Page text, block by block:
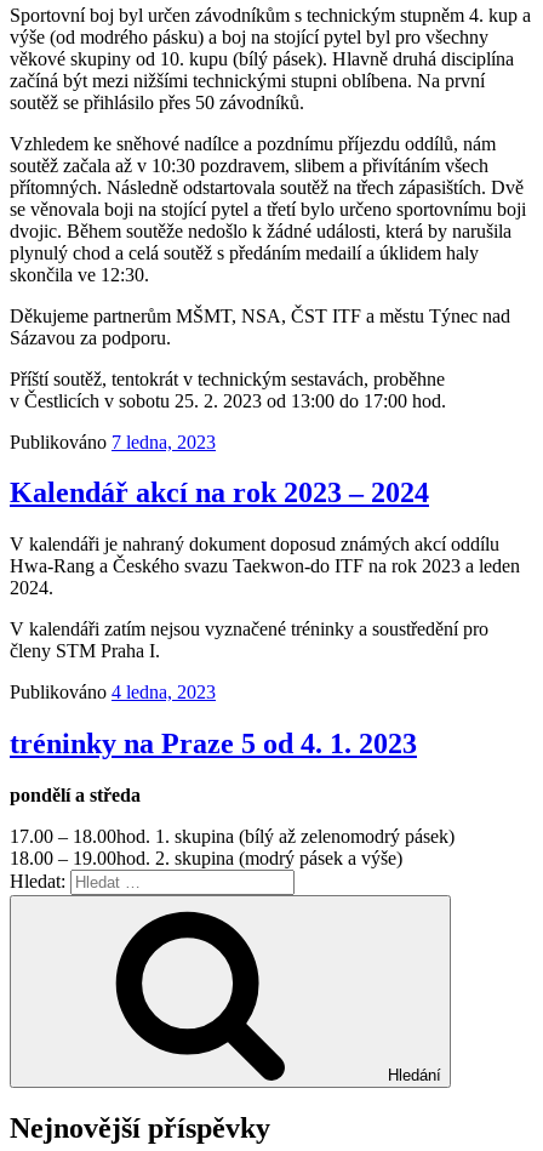
Sportovní boj byl určen závodníkům s technickým stupněm 4. kup a
výše (od modrého pásku) a boj na stojící pytel byl pro všechny
věkové skupiny od 10. kupu (bílý pásek). Hlavně druhá disciplína
začíná být mezi nižšími technickými stupni oblíbena. Na první
soutěž se přihlásilo přes 50 závodníků.
Vzhledem ke sněhové nadílce a pozdnímu příjezdu oddílů, nám
soutěž začala až v 10:30 pozdravem, slibem a přivítáním všech
přítomných. Následně odstartovala soutěž na třech zápasištích. Dvě
se věnovala boji na stojící pytel a třetí bylo určeno sportovnímu boji
dvojic. Během soutěže nedošlo k žádné události, která by narušila
plynulý chod a celá soutěž s předáním medailí a úklidem haly
skončila ve 12:30.
Děkujeme partnerům MŠMT, NSA, ČST ITF a městu Týnec nad
Sázavou za podporu.
Příští soutěž, tentokrát v technickým sestavách, proběhne
v Čestlicích v sobotu 25. 2. 2023 od 13:00 do 17:00 hod.
Publikováno 7 ledna, 2023
Kalendář akcí na rok 2023 – 2024
V kalendáři je nahraný dokument doposud známých akcí oddílu
Hwa-Rang a Českého svazu Taekwon-do ITF na rok 2023 a leden
2024.
V kalendáři zatím nejsou vyznačené tréninky a soustředění pro
členy STM Praha I.
Publikováno 4 ledna, 2023
tréninky na Praze 5 od 4. 1. 2023
pondělí a středa
17.00 – 18.00hod. 1. skupina (bílý až zelenomodrý pásek)
18.00 – 19.00hod. 2. skupina (modrý pásek a výše)
Hledat:
Hledání
Nejnovější příspěvky